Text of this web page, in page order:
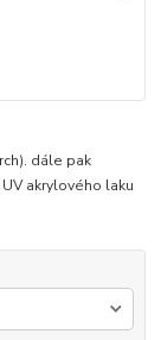
dále pak
akrylového laku